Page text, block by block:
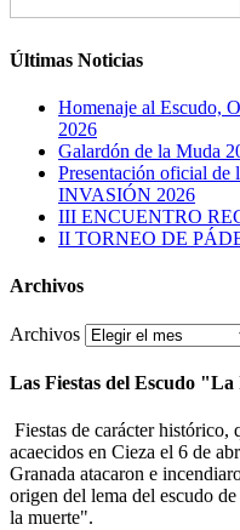
Últimas Noticias
Homenaje al Escudo,
2026
Galardón de la Muda
Presentación oficial
INVASIÓN 2026
III ENCUENTRO
II TORNEO DE
Archivos
Archivos
Las Fiestas del Escudo
Fiestas de carácter histórico,
acaecidos en Cieza el 6 de
Granada atacaron e
origen del lema del escudo
la muerte".